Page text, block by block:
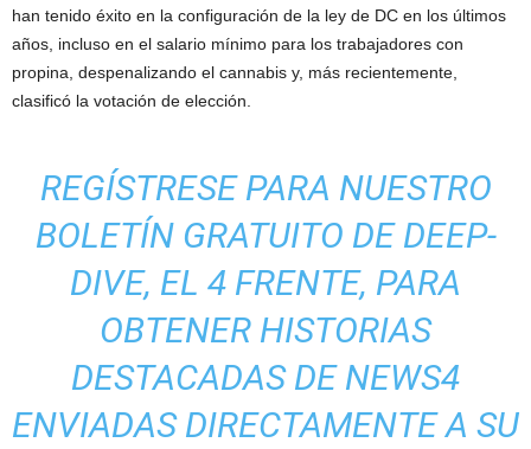
han tenido éxito en la configuración de la ley de DC en los últimos
años, incluso en el salario mínimo para los trabajadores con
propina, despenalizando el cannabis y, más recientemente,
clasificó la votación de elección.
REGÍSTRESE PARA NUESTRO
BOLETÍN GRATUITO DE DEEP-
DIVE, EL 4 FRENTE, PARA
OBTENER HISTORIAS
DESTACADAS DE NEWS4
ENVIADAS DIRECTAMENTE A SU